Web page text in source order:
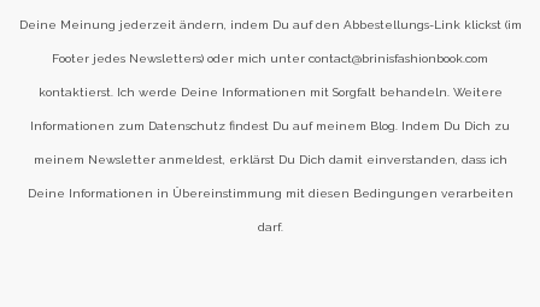
Deine Meinung jederzeit ändern, indem Du auf den Abbestellungs-Link klickst (im
Footer jedes Newsletters) oder mich unter contact@brinisfashionbook.com
kontaktierst. Ich werde Deine Informationen mit Sorgfalt behandeln. Weitere
Informationen zum Datenschutz findest Du auf meinem Blog. Indem Du Dich zu
meinem Newsletter anmeldest, erklärst Du Dich damit einverstanden, dass ich
Deine Informationen in Übereinstimmung mit diesen Bedingungen verarbeiten
darf.